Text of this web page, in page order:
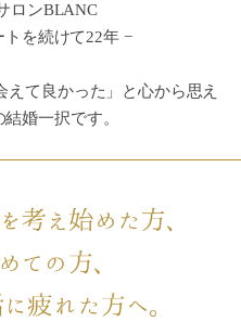
ロンBLANC
を続けて22年 −
て良かった」と心から思え
婚一択です。